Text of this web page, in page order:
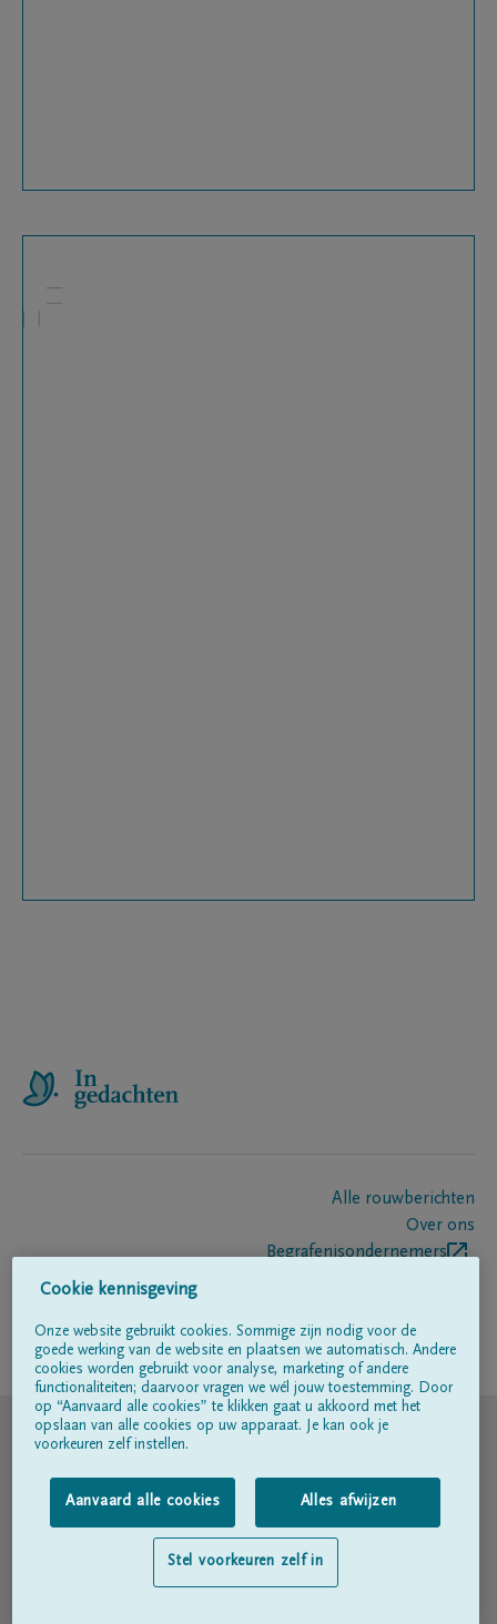
Alle rouwberichten
Over ons
Begrafenisondernemers
Volg ons op
© DELA
Gebruiksvoorwaarden
Privacyverklaring
Toegankelijkheidsverklaring
Cookie kennisgeving
Onze website gebruikt cookies. Sommige zijn nodig voor de
goede werking van de website en plaatsen we automatisch. Andere
cookies worden gebruikt voor analyse, marketing of andere
functionaliteiten; daarvoor vragen we wél jouw toestemming. Door
op “Aanvaard alle cookies” te klikken gaat u akkoord met het
opslaan van alle cookies op uw apparaat. Je kan ook je
voorkeuren zelf instellen.
Aanvaard alle cookies Alles afwijzen
Stel voorkeuren zelf in